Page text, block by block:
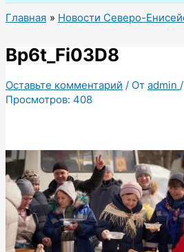
Главная Новости Северо-
Bp6t_Fi03D8
Оставьте комментарий / От admin /
Просмотров: 408